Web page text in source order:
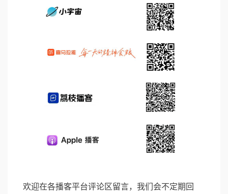
欢迎在各播客平台评论区留言，我们会不定期回